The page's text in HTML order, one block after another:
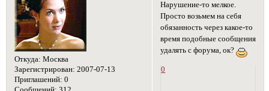
Откуда: Москва
Зарегистрирован: 2007-07-13
Приглашений: 0
Нарушение-то мелкое.
Просто возьмем на себя
обязанность через какое-то
время подобные сообщения
удалять с форума, ок?
0